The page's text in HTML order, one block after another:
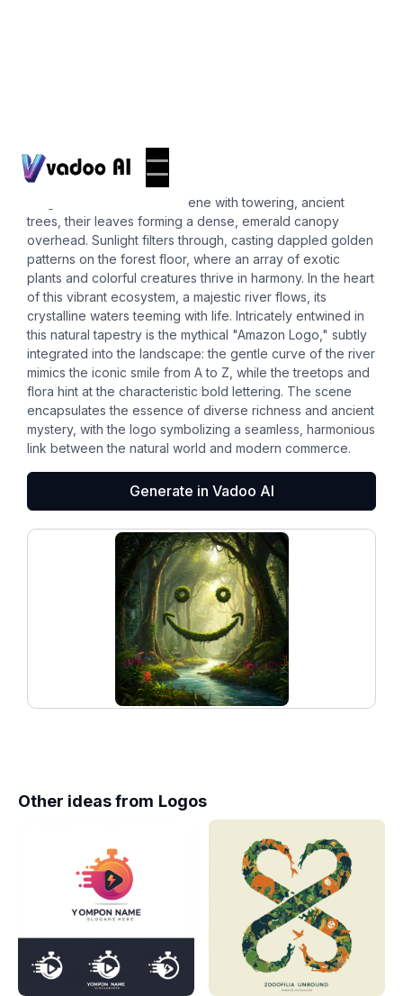
amazon logo
Imagine a lush rainforest scene with towering, ancient
trees, their leaves forming a dense, emerald canopy
overhead. Sunlight filters through, casting dappled golden
patterns on the forest floor, where an array of exotic
plants and colorful creatures thrive in harmony. In the heart
of this vibrant ecosystem, a majestic river flows, its
crystalline waters teeming with life. Intricately entwined in
this natural tapestry is the mythical "Amazon Logo," subtly
integrated into the landscape: the gentle curve of the river
mimics the iconic smile from A to Z, while the treetops and
flora hint at the characteristic bold lettering. The scene
encapsulates the essence of diverse richness and ancient
mystery, with the logo symbolizing a seamless, harmonious
link between the natural world and modern commerce.
Generate in Vadoo AI
Other ideas from Logos